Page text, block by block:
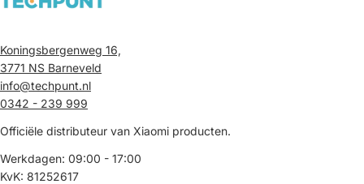
Koningsbergenweg 16,
3771 NS Barneveld
info@techpunt.nl
0342 - 239 999
Officiële distributeur van Xiaomi producten.
Werkdagen: 09:00 - 17:00
KvK: 81252617